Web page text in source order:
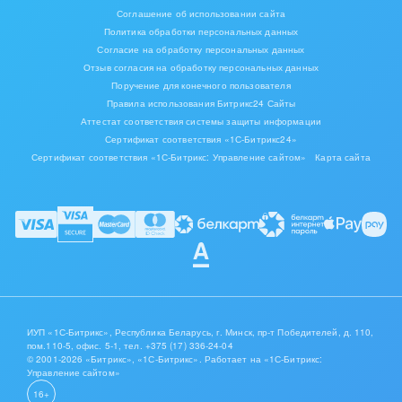
Соглашение об использовании сайта
Политика обработки персональных данных
Согласие на обработку персональных данных
Отзыв согласия на обработку персональных данных
Поручение для конечного пользователя
Правила использования Битрикс24 Сайты
Аттестат соответствия системы защиты информации
Сертификат соответствия «1С-Битрикс24»
Сертификат соответствия «1С-Битрикс: Управление сайтом»
Карта сайта
ИУП «1С-Битрикс», Республика Беларусь, г. Минск, пр-т Победителей, д. 110,
пом.110-5, офис. 5-1,тел. +375 (17) 336-24-04
© 2001-2026 «Битрикс», «1С-Битрикс». Работает на «1С-Битрикс:
Управление сайтом»
16+